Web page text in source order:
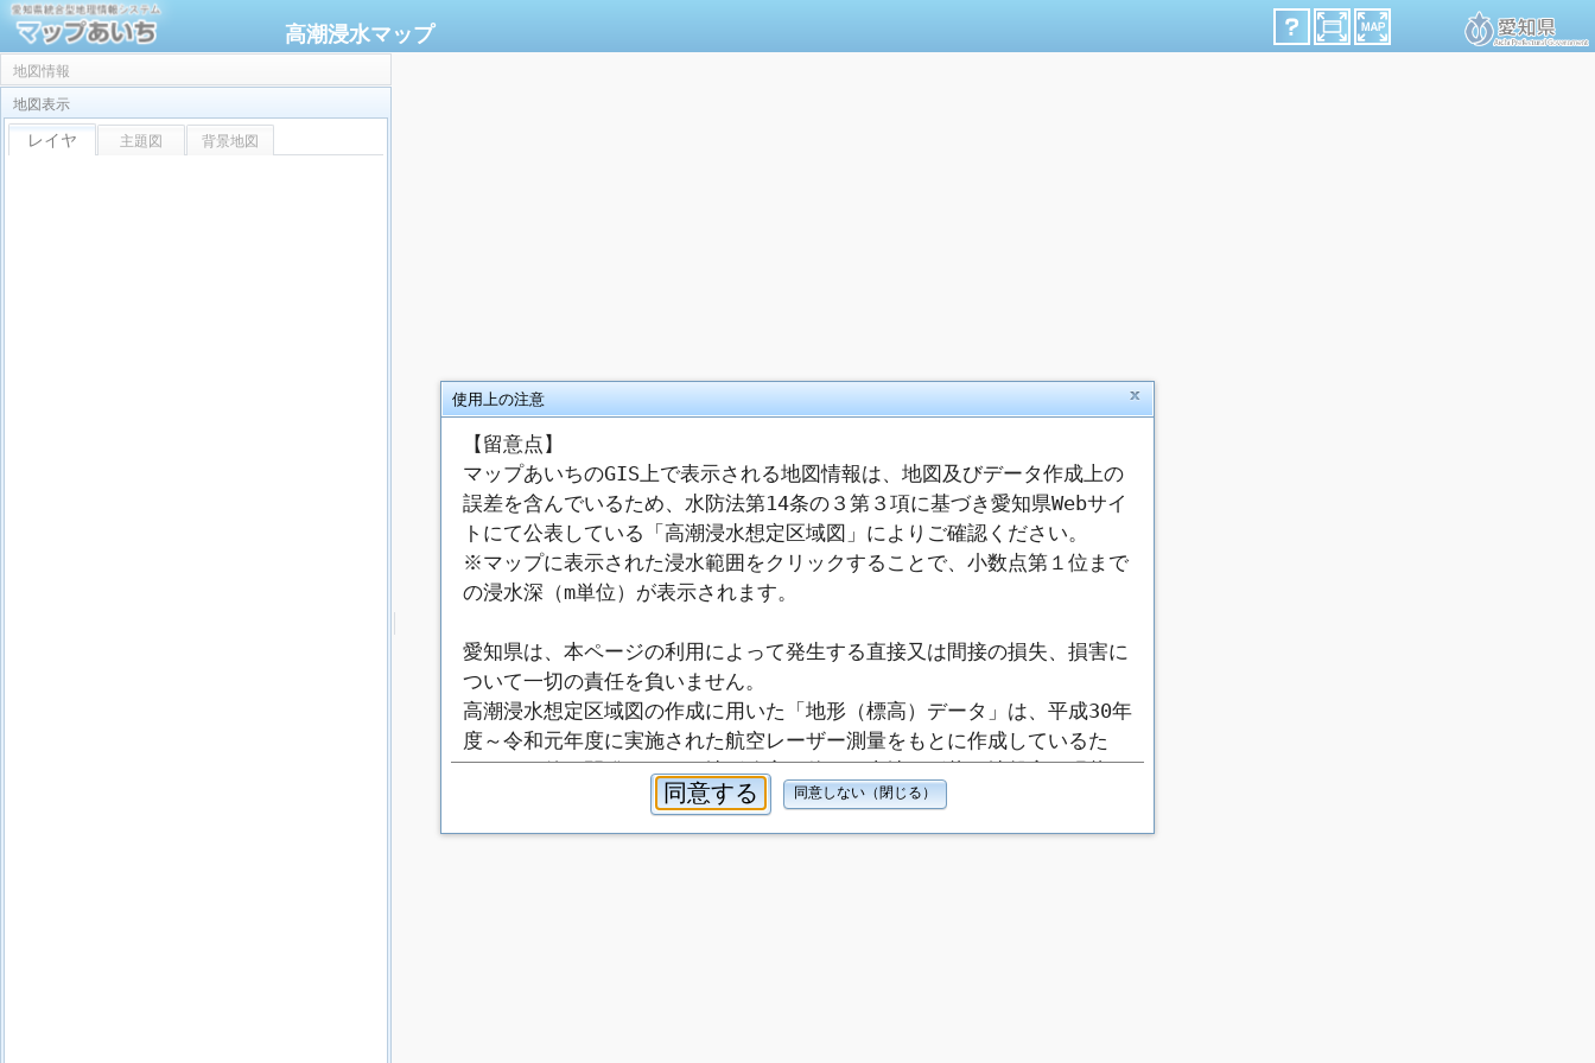
高潮浸水マップ
地図情報
地図表示
レイヤ 主題図 背景地図
使用上の注意
【留意点】
マップあいちのGIS上で表示される地図情報は、地図及びデータ作成上の
誤差を含んでいるため、水防法第14条の３第３項に基づき愛知県Webサイ
トにて公表している「高潮浸水想定区域図」によりご確認ください。
※マップに表示された浸水範囲をクリックすることで、小数点第１位まで
の浸水深（m単位）が表示されます。
愛知県は、本ページの利用によって発生する直接又は間接の損失、損害に
ついて一切の責任を負いません。
高潮浸水想定区域図の作成に用いた「地形（標高）データ」は、平成30年
度～令和元年度に実施された航空レーザー測量をもとに作成しているた
め、その後の開発における地形改変に伴い、土地の形状や地盤高が現状と
異なっている場合があります。
同意する 同意しない（閉じる）